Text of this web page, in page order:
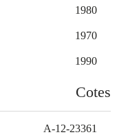
1980
1970
1990
Cotes
A-12-23361